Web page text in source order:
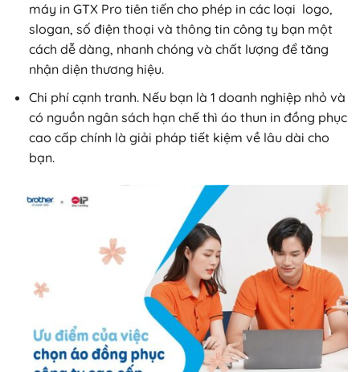
máy in GTX Pro tiên tiến cho phép in các loại logo,
slogan, số điện thoại và thông tin công ty bạn một
cách dễ dàng, nhanh chóng và chất lượng để tăng
nhận diện thương hiệu.
Chi phí cạnh tranh. Nếu bạn là 1 doanh nghiệp nhỏ và
có nguồn ngân sách hạn chế thì áo thun in đồng phục
cao cấp chính là giải pháp tiết kiệm về lâu dài cho
bạn.